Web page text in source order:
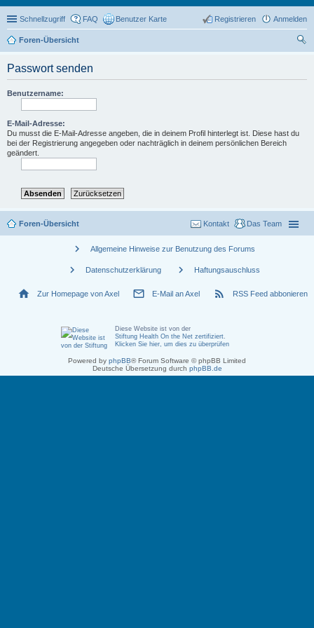
Schnellzugriff FAQ Benutzer Karte Anmelden
Registrieren
Foren-Übersicht
Passwort senden
Benutzername:
E-Mail-Adresse:
Du musst die E-Mail-Adresse angeben, die in deinem Profil hinterlegt ist. Diese hast du
bei der Registrierung angegeben oder nachträglich in deinem persönlichen Bereich
geändert.
Foren-Übersicht Das Team
Kontakt
chevron_right Allgemeine Hinweise zur Benutzung des Forums
chevron_right Datenschutzerklärung chevron_right Haftungsauschluss
home Zur Homepage von Axel mail_outline E-Mail an Axel rss_feed RSS Feed abbonieren
Diese Website ist von der
Stiftung Health On the Net zertifiziert.
Klicken Sie hier, um dies zu überprüfen
Powered by phpBB® Forum Software © phpBB Limited
Deutsche Übersetzung durch phpBB.de